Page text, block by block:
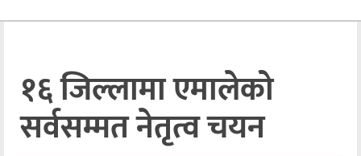
अन्तराष्ट्रिय
अन्तर्वार्ता
अर्थ
१६ जिल्लामा एमालेको
सर्वसम्मत नेतृत्व चयन